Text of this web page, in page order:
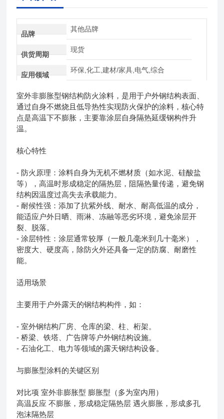
品牌
其他品牌
供货周期
现货
应用领域
环保,化工,建材/家具,电气,综合
室外非膨胀型钢结构防火涂料，是用于户外钢结构表面、
通过自身不燃烧且低导热性实现防火保护的涂料，核心特
点是高温下不膨胀，主要靠涂层自身隔热延缓钢构件升
温。
核心特性
- 防火原理：涂料自身为无机不燃材质（如水泥、硅酸盐
等），高温时形成稳定的隔热层，阻隔热量传递，避免钢
结构因温度过高失去承载能力。
- 耐候性强：添加了抗紫外线、耐水、耐高低温的成分，
能适应户外日晒、雨淋、冻融等恶劣环境，避免涂层开
裂、脱落。
- 涂层特性：涂层通常较厚（一般几毫米到几十毫米），
密度大、硬度高，除防火外还具备一定的防腐、耐磨性
能。
适用场景
主要用于户外露天的钢结构构件，如：
- 室外钢结构厂房、仓库的梁、柱、桁架。
- 桥梁、铁塔、广告牌等户外钢结构设施。
- 石油化工、电力等领域的露天钢结构设备。
与膨胀型涂料的关键区别
对比项 室外非膨胀型 膨胀型（多为室内用）
高温反应 不膨胀，形成稳定隔热层 遇火膨胀，形成多孔
泡沫隔热层